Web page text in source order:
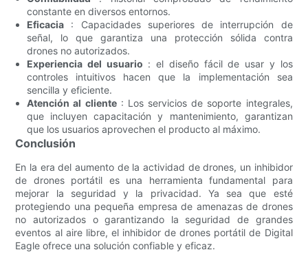
constante en diversos entornos.
Eficacia : Capacidades superiores de interrupción de
señal, lo que garantiza una protección sólida contra
drones no autorizados.
Experiencia del usuario : el diseño fácil de usar y los
controles intuitivos hacen que la implementación sea
sencilla y eficiente.
Atención al cliente: Los servicios de soporte integrales,
que incluyen capacitación y mantenimiento, garantizan
que los usuarios aprovechen el producto al máximo.
Conclusión
En la era del aumento de la actividad de drones, un inhibidor
de drones portátil es una herramienta fundamental para
mejorar la seguridad y la privacidad. Ya sea que esté
protegiendo una pequeña empresa de amenazas de drones
no autorizados o garantizando la seguridad de grandes
eventos al aire libre, el inhibidor de drones portátil de Digital
Eagle ofrece una solución confiable y eficaz.